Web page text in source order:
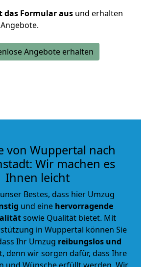
das Formular aus und erhalten
Angebote erhalten
von Wuppertal nach
Wir machen es
Ihnen leicht
Bestes, dass hier Umzug
und eine hervorragende
sowie Qualität bietet. Mit
in Wuppertal können Sie
Ihr Umzug reibungslos und
denn wir sorgen dafür, dass Ihre
und Wünsche erfüllt werden. Wir